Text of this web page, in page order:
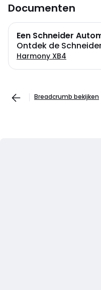
Documenten
Een Schneider
Ontdek de
Harmony XB4
Breadcrumb bekijken